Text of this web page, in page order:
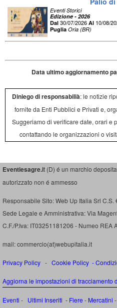
Eventi Storici
Edizione - 2026
Dal 30/07/2026 Al 10/08/
Puglia Oria (BR)
Data ultimo aggiornamento
Diniego di responsabilià: le notizie
fornite da Enti Pubblici e Privati e,
Suggeriamo di verificare date, orari e
contattando le organizzazioni o
Eventiesagre.it (D) é un marchio
autorizzato non é ammesso
Responsabile Sito: Web Up Italia Srl C.S.
Sede Legale e Amministrativa: Via
C.F./P.Iva: IT03251181206 - Numeo REA
mail: commercio(at)webupitalia.it
Privacy Policy - Cookie Policy -
Aggiorna le impostazioni di tracciamento
Eventi - Ultimi Inseriti - Fiere - Mercatini -